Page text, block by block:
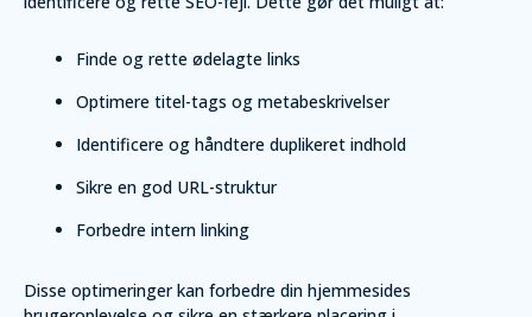
Finde og rette ødelagte links
Optimere titel-tags og metabeskrivelser
Identificere og håndtere duplikeret indhold
Sikre en god URL-struktur
Forbedre intern linking
Disse optimeringer kan forbedre din hjemmesides